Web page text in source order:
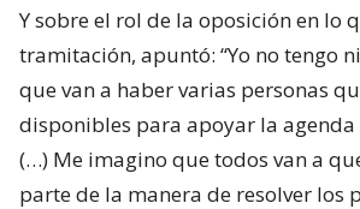
Y sobre el rol de la oposición en lo
tramitación, apuntó: “Yo no tengo
que van a haber varias personas
disponibles para apoyar la
(…) Me imagino que todos van a
parte de la manera de resolver los